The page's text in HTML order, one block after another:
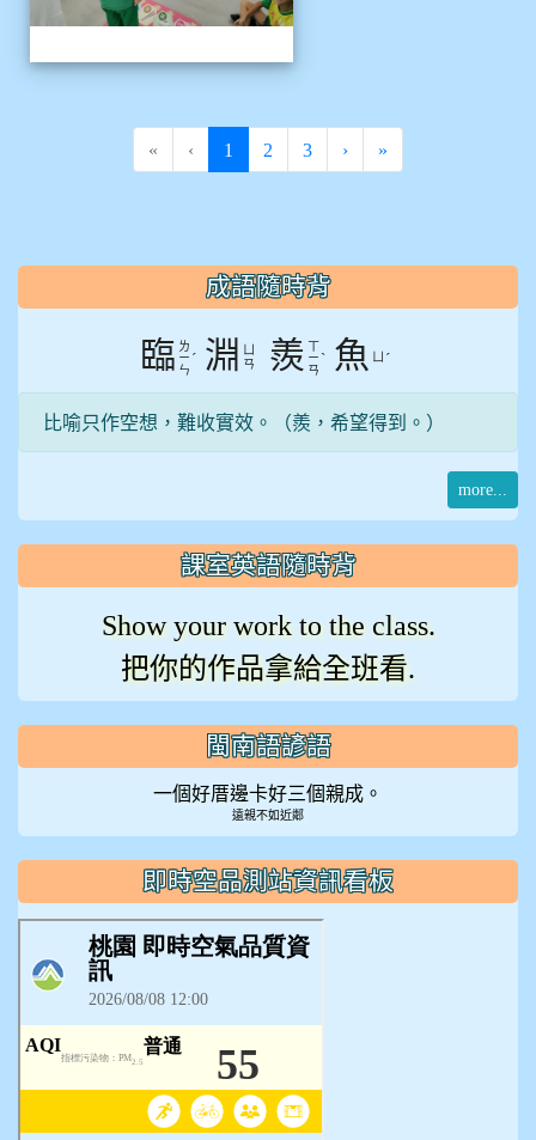
« ‹ 1 (current)
2 3 › »
::: 成語隨時背
臨 ㄌ
ㄧ
ㄣ
ˊ 淵
ㄢ
羨 ㄒ
ㄧ
ㄢ
ˋ 魚 ˊ
比喻只作空想，難收實效。（羨，希望得到。）
more...
課室英語隨時背
Show your work to the class.
把你的作品拿給全班看.
閩南語諺語
一個好厝邊卡好三個親成。
遠親不如近鄰
即時空品測站資訊看板